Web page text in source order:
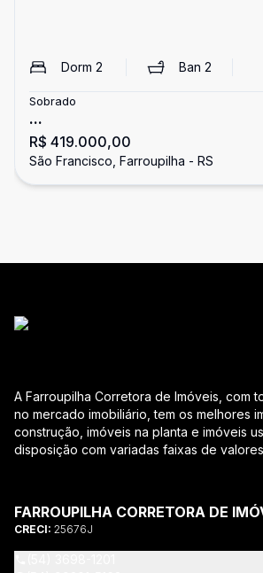
Dorm 2 Ban2
Sobrado
...
R$ 419.000,00
São Francisco, Farroupilha - RS
A Farroupilha Corretora de Imóveis, com
no mercado imobiliário, tem os melhores
construção, imóveis na planta e imóveis
disposição com variadas faixas de
ao CRECI-RS – estarão sempre prontos
todas as suas dúvidas sobre casas,
salas comerciais e outros produtos imobiliários.
vantagens que a Farroupilha Corretora
FARROUPILHA CORRETORA DE
CRECI: 25676J